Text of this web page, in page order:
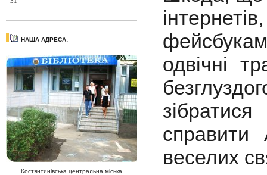
НАША АДРЕСА:
Костянтинівська центральна міська
одвічні
справити
веселих